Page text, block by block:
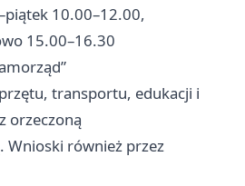
10.00–12.00,
15.00–16.30
transportu, edukacji i
orzeczoną
Wnioski również przez